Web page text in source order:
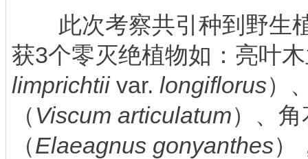
此次考察共引种到野生
获3个零灭绝植物如：亮叶
limprichtiivar. longiflorus）
（ Viscum articulatum）、
（Elaeagnus gonyanthes）